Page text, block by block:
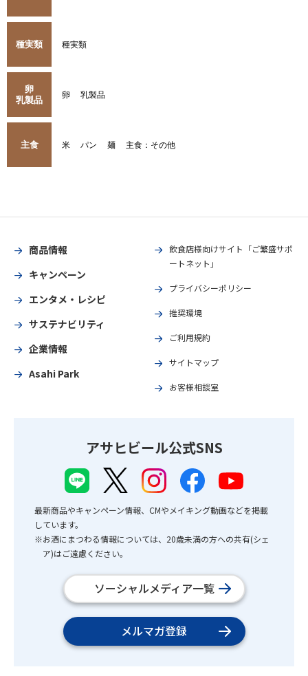
種実類 種実類
卵
乳製品
卵 乳製品
主食 米 パン 麺 主食：その他
商品情報
キャンペーン
エンタメ・レシピ
サステナビリティ
企業情報
Asahi Park
飲食店様向けサイト「ご繁盛サポ
ートネット」
プライバシーポリシー
推奨環境
ご利用規約
サイトマップ
お客様相談室
アサヒビール公式SNS
最新商品やキャンペーン情報、CMやメイキング動画などを掲載
しています。
※お酒にまつわる情報については、20歳未満の方への共有(シェ
ア)はご遠慮ください。
ソーシャルメディア一覧
メルマガ登録